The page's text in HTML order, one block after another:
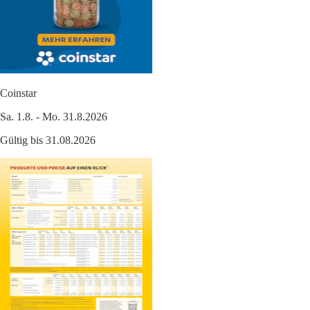
Coinstar
Sa. 1.8. - Mo. 31.8.2026
Gültig bis 31.08.2026